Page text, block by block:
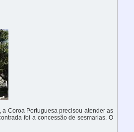
Coroa Portuguesa precisou atender as
foi a concessão de sesmarias. O